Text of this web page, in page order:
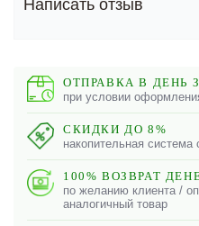
Написать отзыв
ОТПРАВКА В ДЕНЬ
при условии
СКИДКИ ДО 8%
накопительная система
100% ВОЗВРАТ
по желанию клиента /
аналогичный товар